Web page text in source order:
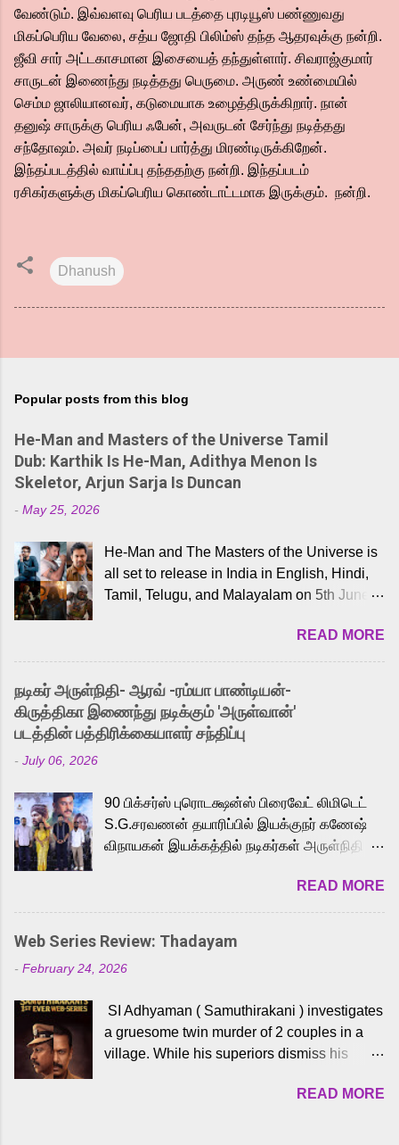
வேண்டும். இவ்வளவு பெரிய படத்தை புரடியூஸ் பண்ணுவது
மிகப்பெரிய வேலை, சத்ய ஜோதி பிலிம்ஸ் தந்த ஆதரவுக்கு நன்றி.
ஜீவி சார் அட்டகாசமான இசையைத் தந்துள்ளார். சிவராஜ்குமார்
சாருடன் இணைந்து நடித்தது பெருமை. அருண் உண்மையில்
செம்ம ஜாலியானவர், கடுமையாக உழைத்திருக்கிறார். நான்
தனுஷ் சாருக்கு பெரிய ஃபேன், அவருடன் சேர்ந்து நடித்தது
சந்தோஷம். அவர் நடிப்பைப் பார்த்து மிரண்டிருக்கிறேன்.
இந்தப்படத்தில் வாய்ப்பு தந்ததற்கு நன்றி. இந்தப்படம்
ரசிகர்களுக்கு மிகப்பெரிய கொண்டாட்டமாக இருக்கும். நன்றி.
Dhanush
Popular posts from this blog
He-Man and Masters of the Universe Tamil
Dub: Karthik Is He-Man, Adithya Menon Is
Skeletor, Arjun Sarja Is Duncan
- May 25, 2026
He-Man and The Masters of the Universe is
all set to release in India in English, Hindi,
Tamil, Telugu, and Malayalam on 5th June,
received a lot of love from cult He-Man fans
and offered audiences an exciting glimpse
into the world of Eternia, the recently
released Tamil trailer has also generated
strong excitement among Tamil audiences.
Adding to the growing buzz is the film’s
to the iconic superhero He-Man. Known for
memorable songs like “Behene De” from
Raavan, “Oru Maalai” from Ghajini, and
loved for his versatile voice and strong
command over multiple languages, making
him a strong fit for the legendary character.
cinema, voices the menacing Skeletor
across the Tamil, Malayalam, and Telugu
versions. Joining them is Action King Arjun...
READ MORE
நடிகர் அருள்நிதி- ஆரவ் -ரம்யா பாண்டியன்-
கிருத்திகா இணைந்து நடிக்கும் 'அருள்வான்'
படத்தின் பத்திரிக்கையாளர் சந்திப்பு
- July 06, 2026
90 பிக்சர்ஸ் புரொடக்ஷன்ஸ் பிரைவேட் லிமிடெட்
S.G.சரவணன் தயாரிப்பில் இயக்குநர் கணேஷ்
விநாயகன் இயக்கத்தில் நடிகர்கள் அருள்நிதி -
முக்கிய வேடத்தில் இணைந்து நடித்திருக்கும்
'அருள்வான்' திரைப்படத்தினை
பத்திரிக்கையாளர் சந்திப்பு சென்னையில்
நடைபெற்றது. இயக்குநர் கணேஷ் விநாயகன்
இயக்கத்தில் உருவாகியுள்ள 'அருள்வான்'
வெங்கட், ரம்யா பாண்டியன், வி டி வி கணேஷ் ,
ஜான் விஜய், பேபி கிருத்திகா, 'பருத்திவீரன்'
சரவணன், ஹரிஷ் உத்தமன் உள்ளிட்ட பலர்
செய்திருக்கும் இந்த திரைப்படத்திற்கு ஜீ. வி.
READ MORE
Web Series Review: Thadayam
- February 24, 2026
SI Adhyaman ( Samuthirakani ) investigates
a gruesome twin murder of 2 couples in a
village. While his superiors dismiss his
Sshivada ) believes in him and makes him
READ MORE